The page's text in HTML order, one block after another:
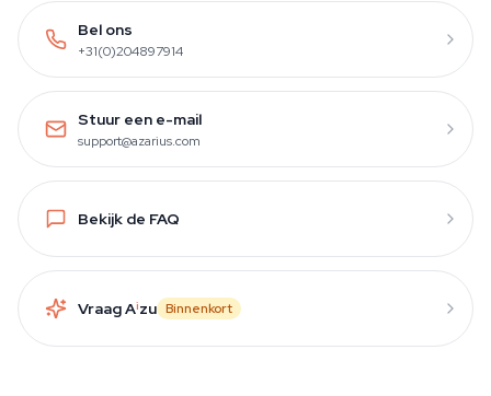
Bel ons
+31(0)204897914
Stuur een e-mail
support@azarius.com
Bekijk de FAQ
Vraag Aizu Binnenkort